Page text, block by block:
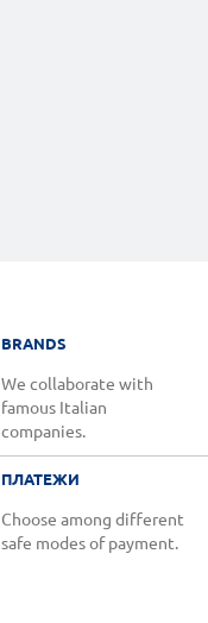
BRANDS
We collaborate with
famous Italian
companies.
ПЛАТЕЖИ
Choose among different
safe modes of payment.